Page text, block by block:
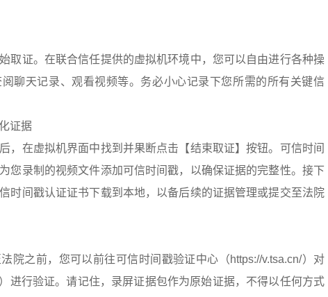
取证。在联合信任提供的虚拟机环境中，您可以自由进行各种操
聊天记录、观看视频等。务必小心记录下您所需的所有关键信
证据
，在虚拟机界面中找到并果断点击【结束取证】按钮。可信时间
您录制的视频文件添加可信时间戳，以确保证据的完整性。接下
时间戳认证证书下载到本地，以备后续的证据管理或提交至法院
院之前，您可以前往可信时间戳验证中心（https://v.tsa.cn/）对
进行验证。请记住，录屏证据包作为原始证据，不得以任何方式